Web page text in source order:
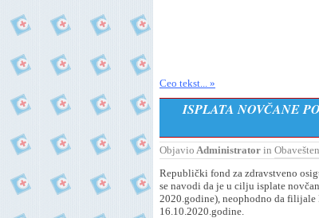
Ceo tekst... »
ISPLATA NOVČANE
Objavio Administrator in
Republički fond za zdravstveno
se navodi da je u cilјu isplate
2020.godine), neophodno da filijale
16.10.2020.godine.